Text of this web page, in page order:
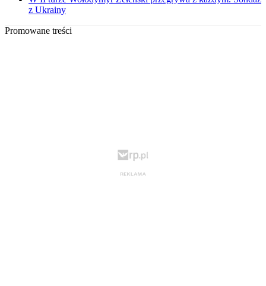
z Ukrainy
Promowane treści